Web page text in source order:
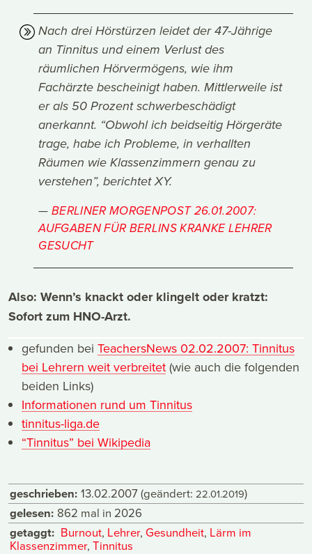
Nach drei Hörstürzen leidet der 47-Jährige
an Tinnitus und einem Verlust des
räumlichen Hörvermögens, wie ihm
Fachärzte bescheinigt haben. Mittlerweile ist
er als 50 Prozent schwerbeschädigt
anerkannt. “Obwohl ich beidseitig Hörgeräte
trage, habe ich Probleme, in verhallten
Räumen wie Klassenzimmern genau zu
verstehen”, berichtet XY.
BERLINER MORGENPOST 26.01.2007:
AUFGABEN FÜR BERLINS KRANKE LEHRER
GESUCHT
Also: Wenn’s knackt oder klingelt oder kratzt:
Sofort zum HNO-Arzt.
gefunden beiTeachersNews 02.02.2007: Tinnitus
bei Lehrern weit verbreitet (wie auch die folgenden
beiden Links)
Informationen rund um Tinnitus
tinnitus-liga.de
“Tinnitus” bei Wikipedia
geschrieben: 13.02.2007(geändert: 22.01.2019)
gelesen: 862 mal in 2026
getaggt: Burnout, Lehrer, Gesundheit, Lärm im
Klassenzimmer,Tinnitus